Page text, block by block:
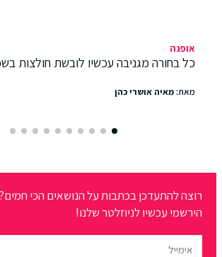
אופנה
כל בחורה מגניבה עכשיו לובשת חולצות
מאת:מאיה אושרי כהן
רוצה להתעדכן בכתבות על הנושאים הכי חמים?
הירשמי עכשיו לניוזלטר שלנו!